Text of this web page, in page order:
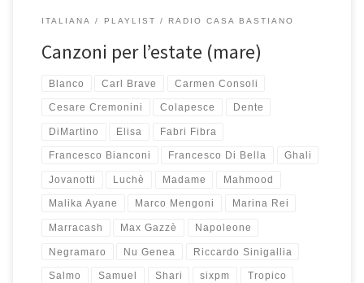
ITALIANA PLAYLIST RADIO CASA BASTIANO
Canzoni per l’estate (mare)
Blanco Carl Brave Carmen Consoli
Cesare Cremonini Colapesce Dente
DiMartino Elisa Fabri Fibra
Francesco Bianconi Francesco Di Bella Ghali
Jovanotti Luchè Madame Mahmood
Malika Ayane Marco Mengoni Marina Rei
Marracash Max Gazzè Napoleone
Negramaro Nu Genea Riccardo Sinigallia
Salmo Samuel Shari sixpm Tropico